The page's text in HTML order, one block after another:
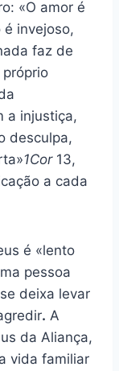
«O amor é
invejoso,
faz de
a injustiça,
desculpa,
1Cor 13,
a cada
é «lento
pessoa
deixa levar
. A
da Aliança,
vida familiar